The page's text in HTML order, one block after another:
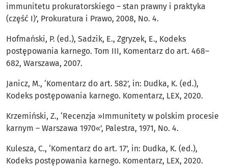
immunitetu prokuratorskiego – stan prawny i praktyka
(część I)’, Prokuratura i Prawo, 2008, No. 4.
Hofmański, P. (ed.), Sadzik, E., Zgryzek, E., Kodeks
postępowania karnego. Tom III, Komentarz do art. 468–
682, Warszawa, 2007.
Janicz, M., ‘Komentarz do art. 582’, in: Dudka, K. (ed.),
Kodeks postępowania karnego. Komentarz, LEX, 2020.
Krzemiński, Z., ‘Recenzja »Immunitety w polskim procesie
karnym – Warszawa 1970«’, Palestra, 1971, No. 4.
Kulesza, C., ‘Komentarz do art. 17’, in: Dudka, K. (ed.),
Kodeks postępowania karnego. Komentarz, LEX, 2020.